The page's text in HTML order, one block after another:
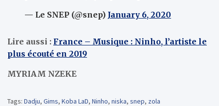
— Le SNEP (@snep) January 6, 2020
Lire aussi : France – Musique : Ninho, l’artiste le
plus écouté en 2019
MYRIAM NZEKE
Tags: Dadju, Gims, Koba LaD, Ninho, niska, snep, zola